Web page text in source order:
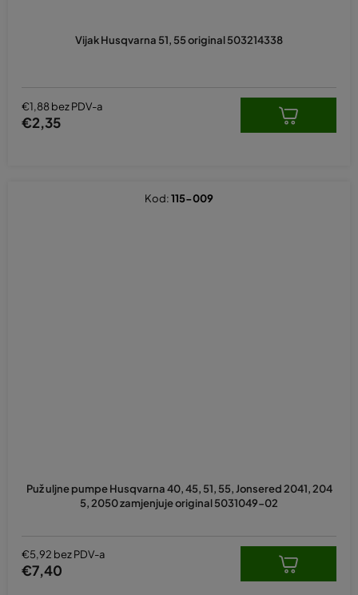
Vijak Husqvarna 51, 55 original 503214338
€1,88 bez PDV-a
€2,35
Puž uljne pumpe Husqvarna 40, 45, 51, 55, Jonsered 2041, 204
5, 2050 zamjenjuje original 5031049-02
€5,92 bez PDV-a
€7,40
Kod:115-009